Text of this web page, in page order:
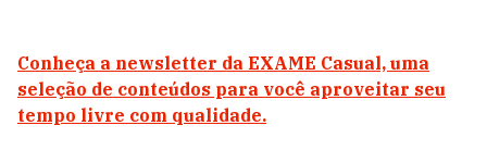
Conheça a newsletter da EXAME Casual, uma
seleção de conteúdos para você aproveitar seu
tempo livre com qualidade.